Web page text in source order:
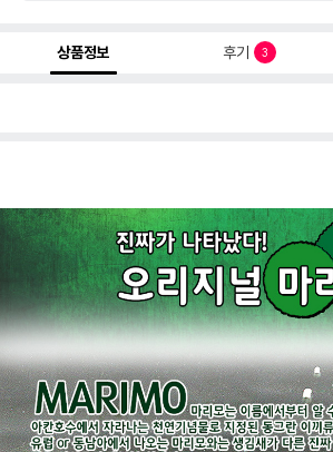
상품정보 후기 3